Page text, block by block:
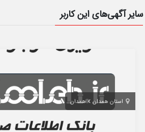
سایر آگهی‌های این کاربر
استان همدان همدان